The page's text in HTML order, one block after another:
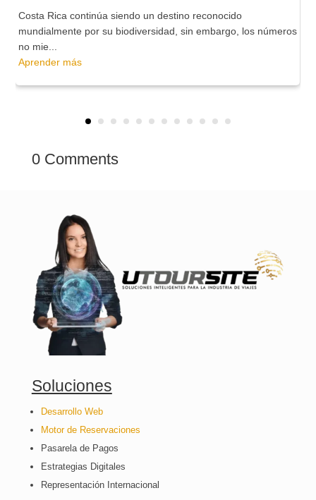
Costa Rica continúa siendo un destino reconocido
mundialmente por su biodiversidad, sin embargo, los números
no mie...
Aprender más
0 Comments
Soluciones
Desarrollo Web
Motor de Reservaciones
Pasarela de Pagos
Estrategias Digitales
Representación Internacional